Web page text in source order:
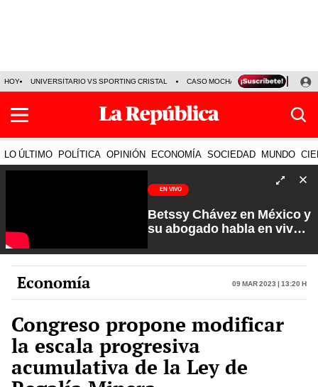
HOY UNIVERSITARIO VS SPORTING CRISTAL CASO MOCHASUELDOS
LO ÚLTIMO POLÍTICA OPINIÓN ECONOMÍA SOCIEDAD MUNDO
EN VIVO
Betssy Chávez en México y
su abogado habla en vivo |
Carlos Cornejo
Economía 09 Mar 2023 | 13:20 h
Congreso propone modificar
la escala progresiva
acumulativa de la Ley de